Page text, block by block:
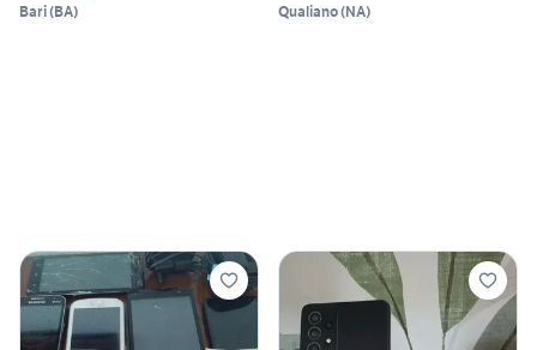
Bari(BA) Qualiano(NA)